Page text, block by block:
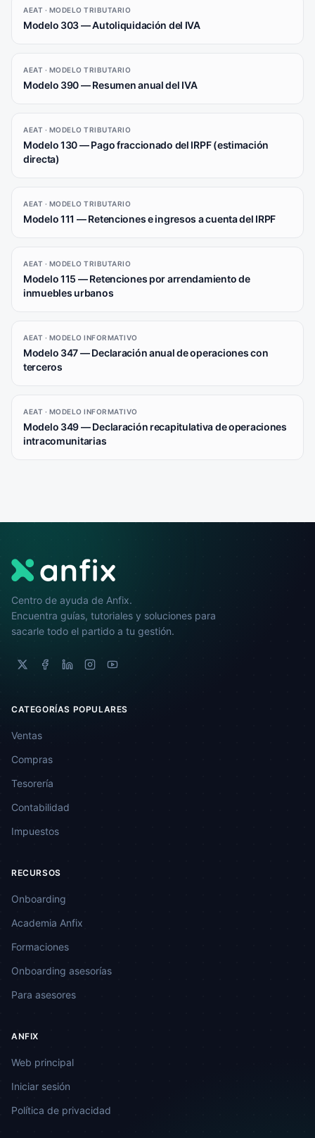
AEAT · MODELO TRIBUTARIO
Modelo 303 — Autoliquidación del IVA
AEAT · MODELO TRIBUTARIO
Modelo 390 — Resumen anual del IVA
AEAT · MODELO TRIBUTARIO
Modelo 130 — Pago fraccionado del IRPF (estimación
directa)
AEAT · MODELO TRIBUTARIO
Modelo 111 — Retenciones e ingresos a cuenta del IRPF
AEAT · MODELO TRIBUTARIO
Modelo 115 — Retenciones por arrendamiento de
inmuebles urbanos
AEAT · MODELO INFORMATIVO
Modelo 347 — Declaración anual de operaciones con
terceros
AEAT · MODELO INFORMATIVO
Modelo 349 — Declaración recapitulativa de operaciones
intracomunitarias
Centro de ayuda de Anfix.
Encuentra guías, tutoriales y soluciones para
sacarle todo el partido a tu gestión.
CATEGORÍAS POPULARES
Ventas
Compras
Tesorería
Contabilidad
Impuestos
RECURSOS
Onboarding
Academia Anfix
Formaciones
Onboarding asesorías
Para asesores
ANFIX
Web principal
Iniciar sesión
Política de privacidad